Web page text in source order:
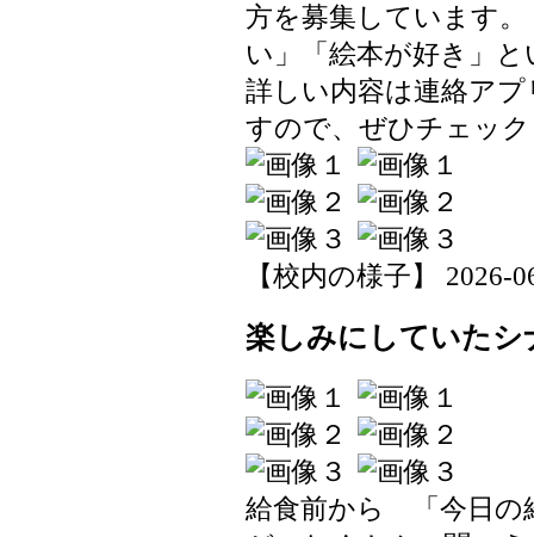
方を募集しています
い」「絵本が好き」
詳しい内容は連絡ア
すので、ぜひチェッ
【校内の様子】 2026-
楽しみにしていたシ
給食前から 「今日の